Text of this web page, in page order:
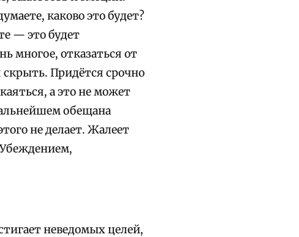
каково это будет?
— это будет
многое, отказаться от
скрыть. Придётся срочно
а это не может
обещана
не делает. Жалеет
Убеждением,
неведомых целей,